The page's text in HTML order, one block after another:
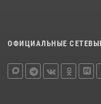
ОФИЦИАЛЬНЫЕ